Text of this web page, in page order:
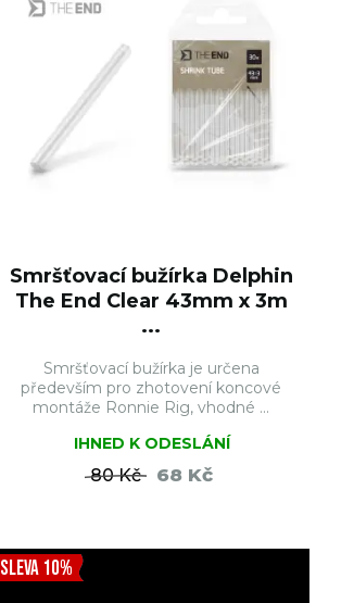
Smršťovací bužírka Delphin
The End Clear 43mm x 3m
...
Smršťovací bužírka je určena
především pro zhotovení koncové
montáže Ronnie Rig, vhodné ...
IHNED K ODESLÁNÍ
80 Kč 68 Kč
SLEVA 10%